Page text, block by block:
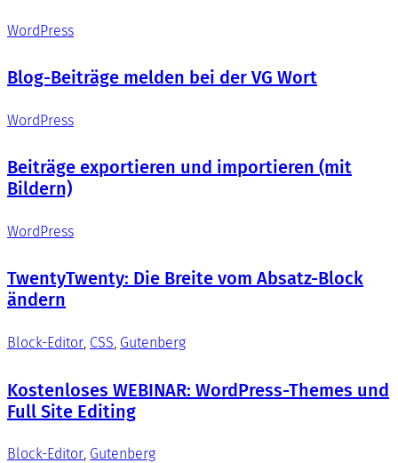
WordPress
Blog-Beiträge melden bei der VG Wort
WordPress
Beiträge exportieren und importieren (mit
Bildern)
WordPress
TwentyTwenty: Die Breite vom Absatz-Block
ändern
Block-Editor, CSS, Gutenberg
Kostenloses WEBINAR: WordPress-Themes und
Full Site Editing
Block-Editor, Gutenberg